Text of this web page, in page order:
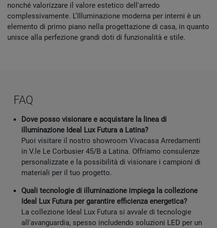
nonché valorizzare il valore estetico dell'arredo
complessivamente. L’Illuminazione moderna per interni è un
elemento di primo piano nella progettazione di casa, in quanto
unisce alla perfezione grandi doti di funzionalità e stile.
FAQ
Dove posso visionare e acquistare la linea di
illuminazione Ideal Lux Futura a Latina?
Puoi visitare il nostro showroom Vivacasa Arredamenti
in V.le Le Corbusier 45/B a Latina. Offriamo consulenze
personalizzate e la possibilità di visionare i campioni di
materiali per il tuo progetto.
Quali tecnologie di illuminazione impiega la collezione
Ideal Lux Futura per garantire efficienza energetica?
La collezione Ideal Lux Futura si avvale di tecnologie
all'avanguardia, spesso includendo soluzioni LED per un